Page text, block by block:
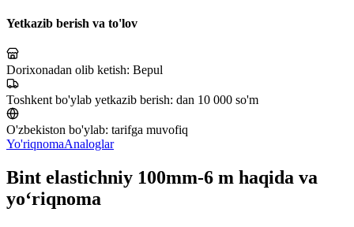
Yetkazib berish va to'lov
Dorixonadan olib ketish: Bepul
Toshkent bo'ylab yetkazib berish: dan 10 000 so'm
O'zbekiston bo'ylab: tarifga muvofiq
Yo'riqnomaAnaloglar
Bint elastichniy 100mm-6 m haqida va
yo‘riqnoma